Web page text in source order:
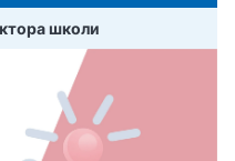
школи